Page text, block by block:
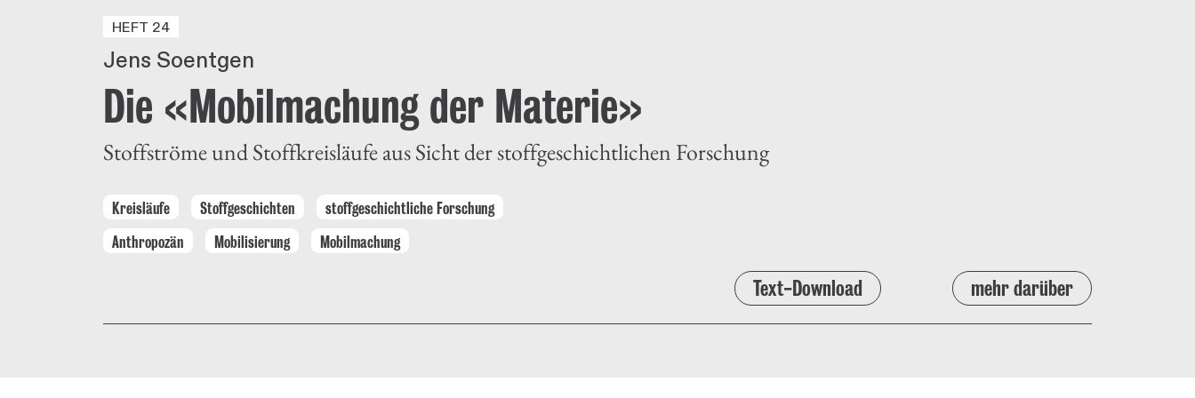
HEFT 24
Jens Soentgen
Die «Mobilmachung der Materie»
Stoffströme und Stoffkreisläufe aus Sicht der stoffgeschichtlichen Forschung
Kreisläufe Stoffgeschichten
stoffgeschichtliche Forschung
Anthropozän
Mobilisierung Mobilmachung
Text-Download mehr darüber